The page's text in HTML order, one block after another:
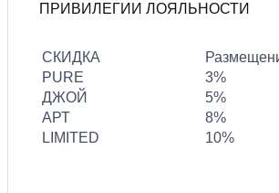
ПРИВИЛЕГИИ ЛОЯЛЬНОСТИ
СКИДКА
PURE
3%
ДЖОЙ
5%
АРТ
8%
LIMITED
10%